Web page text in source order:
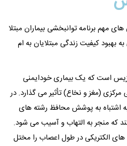
مهم برنامه توانبخشی بیماران مبتلا
کیفیت زندگی مبتلایان به ام
است که یک بیماری خودایمنی
(مغز و نخاع) تأثیر می گذارد. در
اشتباه به پوشش محافظ رشته های
که منجر به التهاب و آسیب می شود.
الکتریکی در طول اعصاب را مختل